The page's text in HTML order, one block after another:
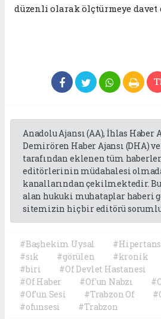
düzenli olarak ölçtürmeye davet
Anadolu Ajansı (AA), İhlas Haber
Demirören Haber Ajansı (DHA)
tarafından eklenen tüm
editörlerinin müdahalesi
kanallarından çekilmektedir.
alan hukuki muhataplar haberi
sitemizin hiç bir editörü sorumlu
#Başhekim Uysal
#sık
#görülen #kronik
#biri
#Of Devlet Hastanesi
#Of Haber
#Of'un Nabzı
#Of'un Sesi
#Trabzon Of
#ofunsesi
#Trabzon